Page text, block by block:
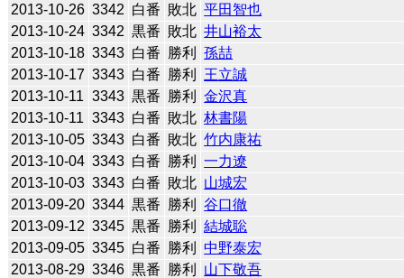
2013-10-26 3342 白番 敗北 平田智也
2013-10-24 3342 黒番 敗北 井山裕太
2013-10-18 3343 白番 勝利
孫喆
2013-10-17 3343 白番 勝利
王立誠
2013-10-11 3343 黒番 勝利
金沢真
2013-10-11 3343 白番 敗北 林書陽
2013-10-05 3343 白番 敗北 竹内康祐
2013-10-04 3343 白番 勝利
一力遼
2013-10-03 3343 白番 敗北 山城宏
2013-09-20 3344 黒番 勝利
谷口徹
2013-09-12 3345 黒番 勝利
結城聡
2013-09-05 3345 白番 勝利
中野泰宏
2013-08-29 3346 黒番 勝利
山下敬吾